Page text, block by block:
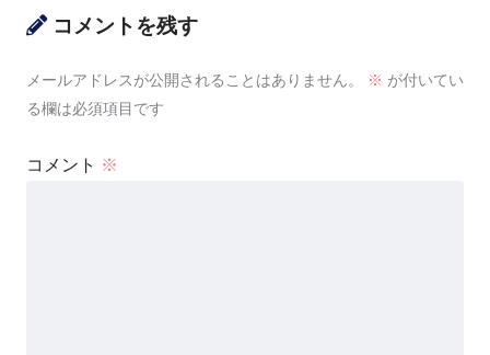
コメントを残す
メールアドレスが公開されることはありません。 ※ が付いてい
る欄は必須項目です
コメント ※